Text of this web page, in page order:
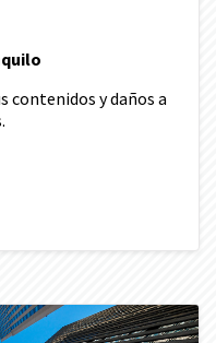
contenidos y daños a